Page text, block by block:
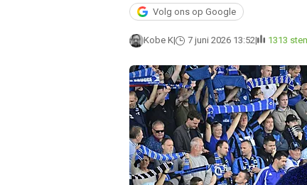
Volg ons op Google
Kobe K 7 juni 2026 13:52 1313